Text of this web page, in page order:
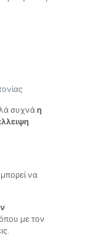
συχνάη
να
με τον